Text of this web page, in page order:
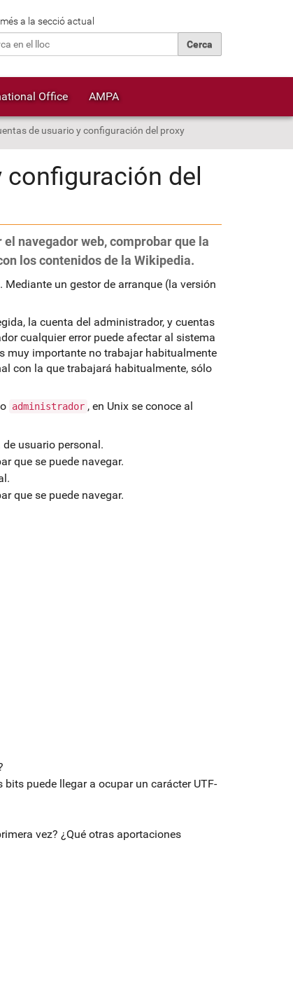
a la secció actual
Office AMPA
de usuario y configuración del proxy
del
navegador web, comprobar que la
los contenidos de la Wikipedia.
un gestor de arranque (la versión
la cuenta del administrador, y cuentas
cualquier error puede afectar al sistema
muy importante no trabajar habitualmente
con la que trabajará habitualmente, sólo
o administrador , en Unix se conoce al
usuario personal.
que se puede navegar.
que se puede navegar.
puede llegar a ocupar un carácter UTF-
vez? ¿Qué otras aportaciones